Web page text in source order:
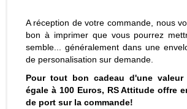
A réception de votre commande, nous
bon à imprimer que vous pourrez
semble... généralement dans une
de personalisation sur demande.
Pour tout bon cadeau d'une valeur
égale à 100 Euros, RS Attitude offre
de port sur la commande!